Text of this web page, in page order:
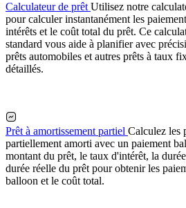
Calculateur de prêtUtilisez notre
pour calculer instantanément les
intérêts et le coût total du prêt. Ce
standard vous aide à planifier avec
prêts automobiles et autres prêts à taux
détaillés.
Prêt à amortissement partiel Calculez les
partiellement amorti avec un paiement
montant du prêt, le taux d'intérêt, la
durée réelle du prêt pour obtenir les
balloon et le coût total.